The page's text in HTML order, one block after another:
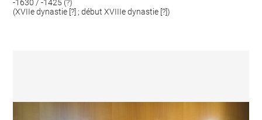
-1630 / -1425 (?)
(XVIIe dynastie [?] ; début XVIIIe dynastie [?])